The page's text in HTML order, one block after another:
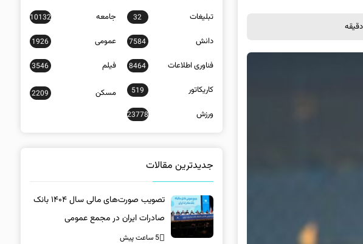
تبلیغات 32 جامعه 10132
دانش 7584 عمومی 1926
فناوری اطلاعات 8464 فیلم 3546
کاریکاتور 519 مسکن 2209
ورزش 23778
جدیدترین مقالات
تصویب صورت‌های مالی سال ۱۴۰۴ بانک
صادرات ایران در مجمع عمومی
5 ساعت پیش